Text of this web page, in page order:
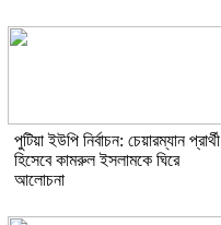
পুটিয়া ইউপি নির্বাচন: চেয়ারম্যান প্রার্থী
হিসেবে কামরুল ইসলামকে ঘিরে
আলোচনা